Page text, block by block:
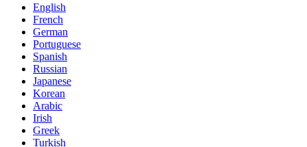
English
French
German
Portuguese
Spanish
Russian
Japanese
Korean
Arabic
Irish
Greek
Turkish